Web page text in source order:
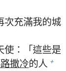
次充滿我的城
使：「這些是
撒冷的人 +